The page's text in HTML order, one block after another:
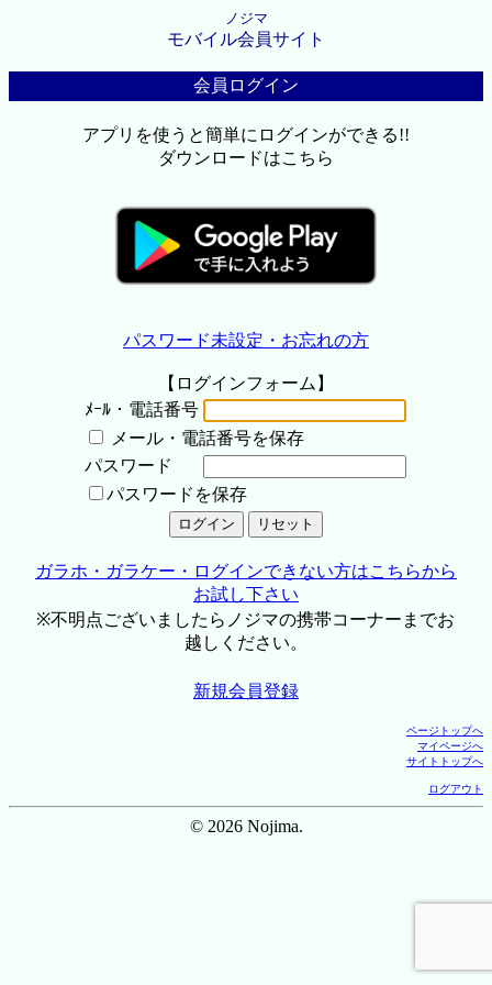
ノジマ
モバイル会員サイト
会員ログイン
アプリを使うと簡単にログインができる!!
ダウンロードはこちら
パスワード未設定・お忘れの方
【ログインフォーム】
ﾒｰﾙ・電話番号
メール・電話番号を保存
パスワード
パスワードを保存
ガラホ・ガラケー・ログインできない方はこちらから
お試し下さい
※不明点ございましたらノジマの携帯コーナーまでお
越しください。
新規会員登録
ページトップへ
マイページへ
サイトトップへ
ログアウト
© 2026 Nojima.